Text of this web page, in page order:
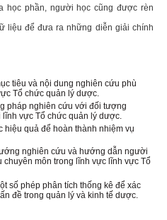
học phần, người học cũng được rèn
liệu để đưa ra những diễn giải chính
tiêu và nội dung nghiên cứu phù
Tổ chức quản lý dược.
pháp nghiên cứu với đối tượng
vực Tổ chức quản lý dược.
hiệu quả để hoàn thành nhiệm vụ
nghiên cứu và hướng dẫn người
chuyên môn trong lĩnh vực lĩnh vực Tổ
số phép phân tích thống kê để xác
đề trong quản lý và kinh tế dược.